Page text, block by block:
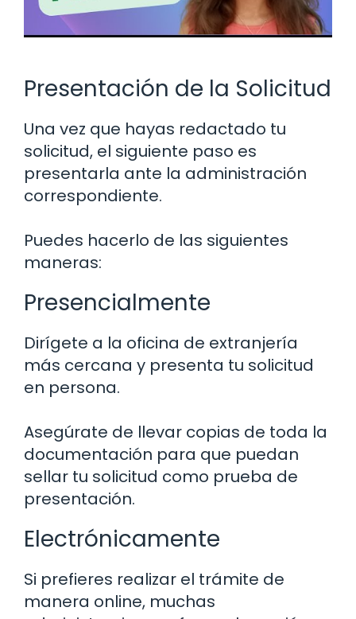
Presentación de la Solicitud
Una vez que hayas redactado tu
solicitud, el siguiente paso es
presentarla ante la administración
correspondiente.
Puedes hacerlo de las siguientes
maneras:
Presencialmente
Dirígete a la oficina de extranjería
más cercana y presenta tu solicitud
en persona.
Asegúrate de llevar copias de toda la
documentación para que puedan
sellar tu solicitud como prueba de
presentación.
Electrónicamente
Si prefieres realizar el trámite de
manera online, muchas